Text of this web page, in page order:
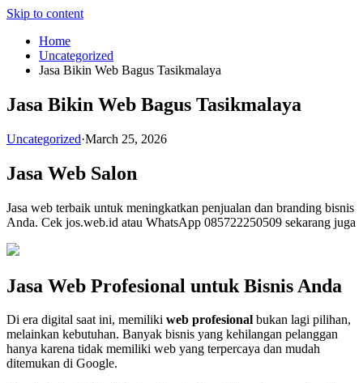
Skip to content
Home
Uncategorized
Jasa Bikin Web Bagus Tasikmalaya
Jasa Bikin Web Bagus Tasikmalaya
Uncategorized·March 25, 2026
Jasa Web Salon
Jasa web terbaik untuk meningkatkan penjualan dan branding bisnis
Anda. Cek jos.web.id atau WhatsApp 085722250509 sekarang juga
Jasa Web Profesional untuk Bisnis Anda
Di era digital saat ini, memiliki web profesional bukan lagi pilihan,
melainkan kebutuhan. Banyak bisnis yang kehilangan pelanggan
hanya karena tidak memiliki web yang terpercaya dan mudah
ditemukan di Google.